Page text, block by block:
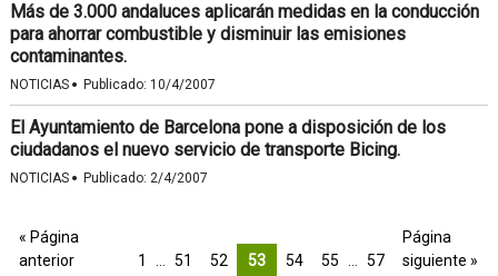
Más de 3.000 andaluces aplicarán medidas en la conducción
para ahorrar combustible y disminuir las emisiones
contaminantes.
NOTICIAS · Publicado: 10/4/2007
El Ayuntamiento de Barcelona pone a disposición de los
ciudadanos el nuevo servicio de transporte Bicing.
NOTICIAS · Publicado: 2/4/2007
« Página
anterior
1 51 52 53 54 55 57
Página
siguiente »